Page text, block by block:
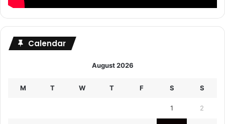
Calendar
August 2026
M T W T F S S
1 2